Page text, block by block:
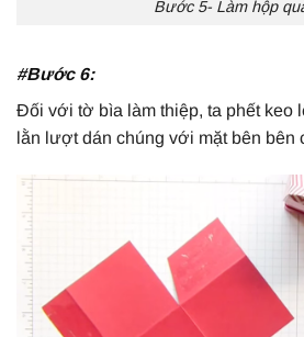
Bước 5- Làm hộp
#Bước 6:
Đối với tờ bìa làm thiệp, ta phết keo
lằn lượt dán chúng với mặt bên bên